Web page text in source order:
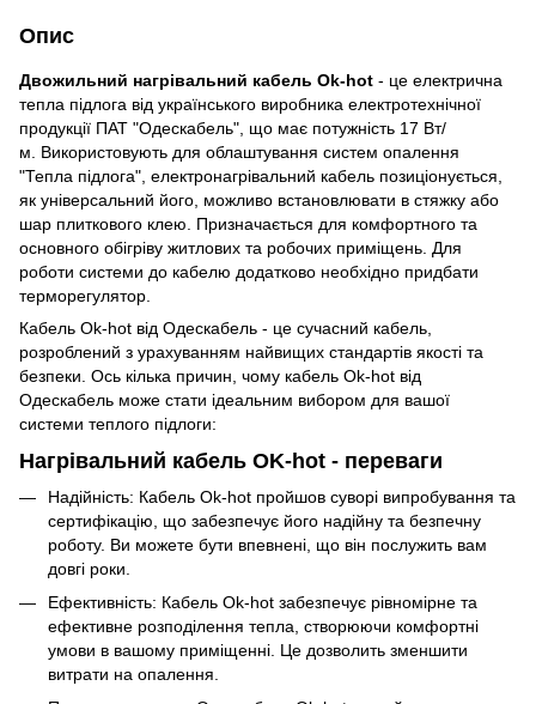
Опис
Двожильний нагрівальний кабель Ok-hot - це електрична
тепла підлога від українського виробника електротехнічної
продукції ПАТ "Одескабель", що має потужність 17 Вт/
м. Використовують для облаштування систем опалення
"Тепла підлога", електронагрівальний кабель позиціонується,
як універсальний його, можливо встановлювати в стяжку або
шар плиткового клею. Призначається для комфортного та
основного обігріву житлових та робочих приміщень. Для
роботи системи до кабелю додатково необхідно придбати
терморегулятор.
Кабель Ok-hot від Одескабель - це сучасний кабель,
розроблений з урахуванням найвищих стандартів якості та
безпеки. Ось кілька причин, чому кабель Ok-hot від
Одескабель може стати ідеальним вибором для вашої
системи теплого підлоги:
Нагрівальний кабель OK-hot - переваги
Надійність: Кабель Ok-hot пройшов суворі випробування та
сертифікацію, що забезпечує його надійну та безпечну
роботу. Ви можете бути впевнені, що він послужить вам
довгі роки.
Ефективність: Кабель Ok-hot забезпечує рівномірне та
ефективне розподілення тепла, створюючи комфортні
умови в вашому приміщенні. Це дозволить зменшити
витрати на опалення.